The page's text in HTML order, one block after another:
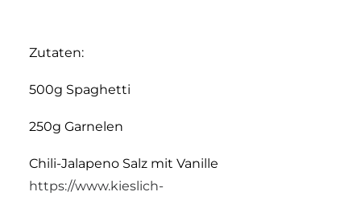
Zutaten:
500g Spaghetti
250g Garnelen
Chili-Jalapeno Salz mit Vanille
https://www.kieslich-